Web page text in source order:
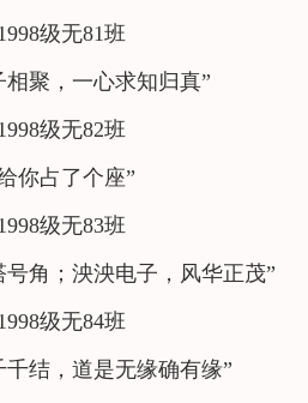
级无81班
相聚，一心求知归真”
级无82班
你占了个座”
级无83班
号角；泱泱电子，风华正茂”
级无84班
千结，道是无缘确有缘”